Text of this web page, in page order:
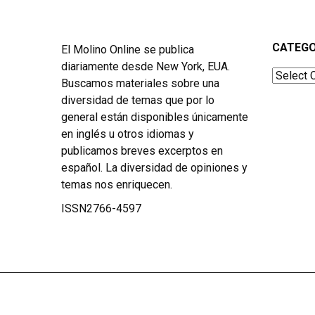
El Molino Online se publica
diariamente desde New York, EUA.
Buscamos materiales sobre una
diversidad de temas que por lo
general están disponibles únicamente
en inglés u otros idiomas y
publicamos breves excerptos en
español. La diversidad de opiniones y
temas nos enriquecen.
ISSN2766-4597